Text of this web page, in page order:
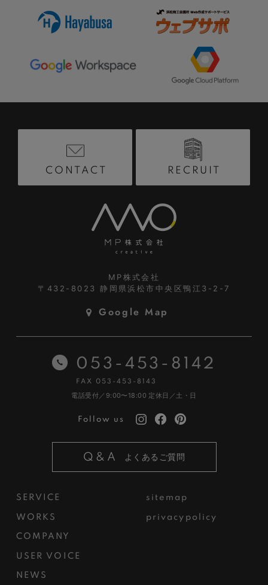
CONTACT RECRUIT
MP株式会社
〒432-8023静岡県浜松市中央区鴨江3-2-7
Google Map
SERVICE
WORKS
COMPANY
USER VOICE
NEWS
sitemap
privacypolicy
053-453-8142
FAX 053-453-8143
電話受付／9:00〜18:00 定休日／土・日
Follow us
Q&A よくあるご質問